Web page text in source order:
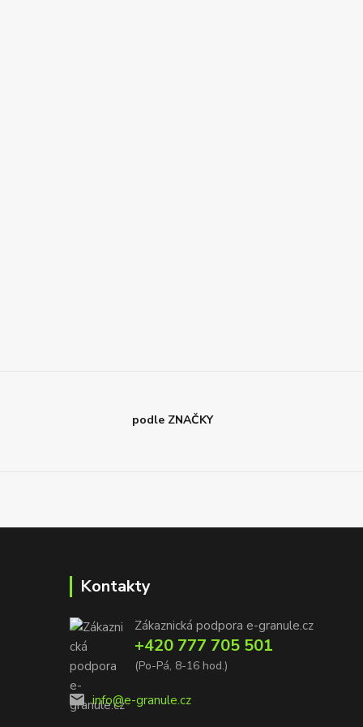
podle ZNAČKY
Kontakty
Zákaznická podpora e-granule.cz
+420 777 705 501
(Po-Pá, 8-16 hod.)
info@e-granule.cz